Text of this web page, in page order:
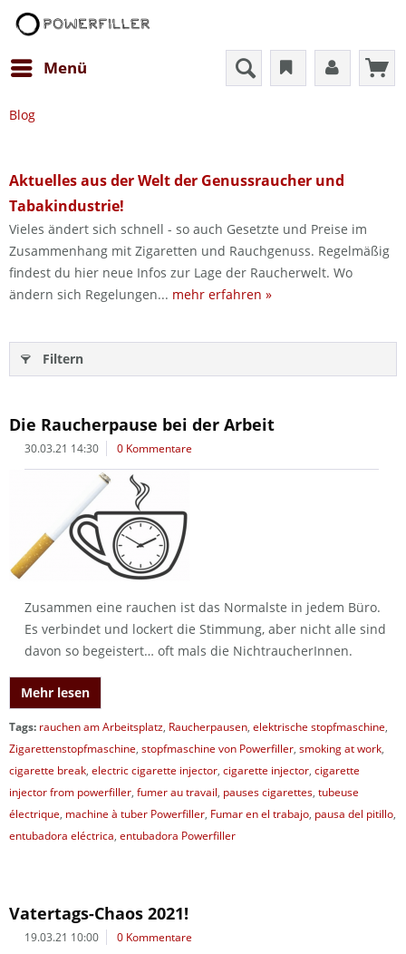
Menü
Blog
Aktuelles aus der Welt der Genussraucher und
Tabakindustrie!
Vieles ändert sich schnell - so auch Gesetzte und Preise im
Zusammenhang mit Zigaretten und Rauchgenuss. Regelmäßig
findest du hier neue Infos zur Lage der Raucherwelt. Wo
ändern sich Regelungen... mehr erfahren »
Filtern
Die Raucherpause bei der Arbeit
30.03.21 14:30 0 Kommentare
Zusammen eine rauchen ist das Normalste in jedem Büro.
Es verbindet und lockert die Stimmung, aber nicht alle sind
davon so begeistert… oft mals die NichtraucherInnen.
Mehr lesen
Tags: rauchen am Arbeitsplatz, Raucherpausen, elektrische stopfmaschine,
Zigarettenstopfmaschine, stopfmaschine von Powerfiller, smoking at work,
cigarette break, electric cigarette injector, cigarette injector, cigarette
injector from powerfiller, fumer au travail, pauses cigarettes, tubeuse
électrique, machine à tuber Powerfiller, Fumar en el trabajo, pausa del pitillo,
entubadora eléctrica, entubadora Powerfiller
Vatertags-Chaos 2021!
19.03.21 10:00 0 Kommentare